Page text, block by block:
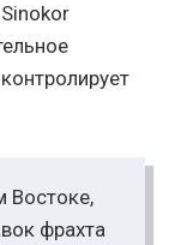
Востоке,
фрахта